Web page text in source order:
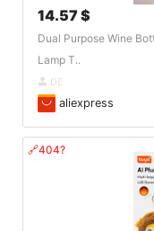
14.57 $
Dual Purpose Wine
Lamp T..
DE
aliexpress
🔗404?